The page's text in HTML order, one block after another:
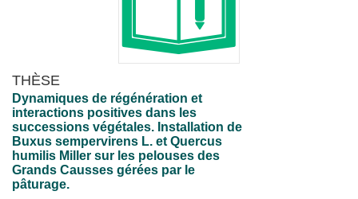
THÈSE
Dynamiques de régénération et
interactions positives dans les
successions végétales. Installation de
Buxus sempervirens L. et Quercus
humilis Miller sur les pelouses des
Grands Causses gérées par le
pâturage.